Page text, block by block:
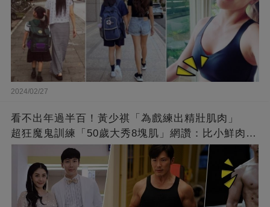
2024/02/27
看不出年過半百！黃少祺「為戲練出精壯肌肉」
超狂魔鬼訓練「50歲大秀8塊肌」網讚：比小鮮肉猛
❤